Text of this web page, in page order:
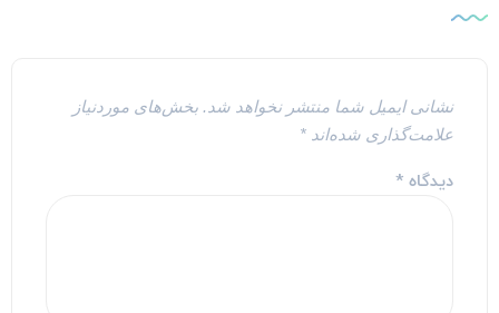
نشانی ایمیل شما منتشر نخواهد شد. بخش‌های موردنیاز
علامت‌گذاری شده‌اند*
دیدگاه*